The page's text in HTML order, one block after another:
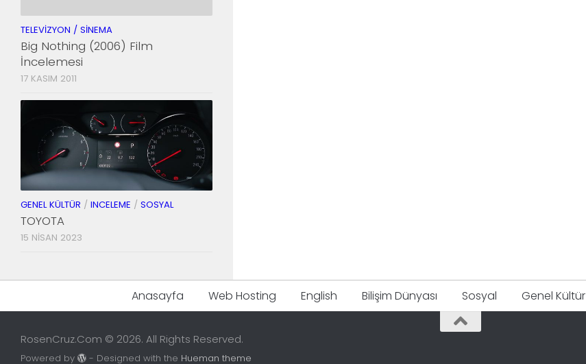
TELEVIZYON / SINEMA
Big Nothing (2006) Film
İncelemesi
17 KASIM 2011
GENEL KÜLTÜR / INCELEME / SOSYAL
TOYOTA
15 NISAN 2023
Anasayfa Web Hosting English Bilişim Dünyası Sosyal Genel Kültür
RosenCruz.Com © 2026. All Rights Reserved.
Powered by - Designed with the Hueman theme